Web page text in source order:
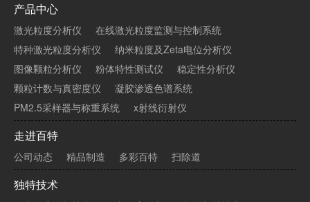
产品中心
激光粒度分析仪
在线激光粒度监测与控制系统
特种激光粒度分析仪
纳米粒度及Zeta电位分析仪
图像颗粒分析仪
粉体特性测试仪
稳定性分析仪
颗粒计数与真密度仪
凝胶渗透色谱系统
PM2.5采样器与称重系统
x射线衍射仪
走进百特
公司动态 精品制造 多彩百特 扫除道
独特技术